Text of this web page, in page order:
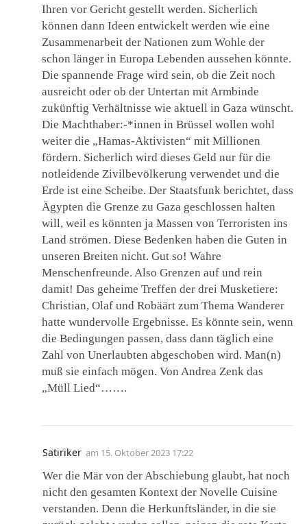
Ihren vor Gericht gestellt werden. Sicherlich
können dann Ideen entwickelt werden wie eine
Zusammenarbeit der Nationen zum Wohle der
schon länger in Europa Lebenden aussehen könnte.
Die spannende Frage wird sein, ob die Zeit noch
ausreicht oder ob der Untertan mit Armbinde
zukünftig Verhältnisse wie aktuell in Gaza wünscht.
Die Machthaber:-*innen in Brüssel wollen wohl
weiter die „Hamas-Aktivisten“ mit Millionen
fördern. Sicherlich wird dieses Geld nur für die
notleidende Zivilbevölkerung verwendet und die
Erde ist eine Scheibe. Der Staatsfunk berichtet, dass
Ägypten die Grenze zu Gaza geschlossen halten
will, weil es könnten ja Massen von Terroristen ins
Land strömen. Diese Bedenken haben die Guten in
unseren Breiten nicht. Gut so! Wahre
Menschenfreunde. Also Grenzen auf und rein
damit! Das geheime Treffen der drei Musketiere:
Christian, Olaf und Robäärt zum Thema Wanderer
hatte wundervolle Ergebnisse. Es könnte sein, wenn
die Bedingungen passen, dass dann täglich eine
Zahl von Unerlaubten abgeschoben wird. Man(n)
muß sie einfach mögen. Von Andrea Zenk das
„Müll Lied“…….
Satiriker am 15. Oktober 2023 17:22
Wer die Mär von der Abschiebung glaubt, hat noch
nicht den gesamten Kontext der Novelle Cuisine
verstanden. Denn die Herkunftsländer, in die sie